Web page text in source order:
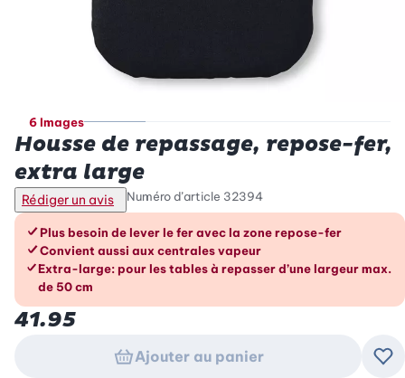
6 Images
Housse de repassage, repose-fer,
extra large
Rédiger un avis Numéro d’article 32394
Les avantages en un coup d’œil
Plus besoin de lever le fer avec la zone repose-fer
Convient aussi aux centrales vapeur
Extra-large: pour les tables à repasser d’une largeur max.
de 50 cm
41.95
Ajouter au panier